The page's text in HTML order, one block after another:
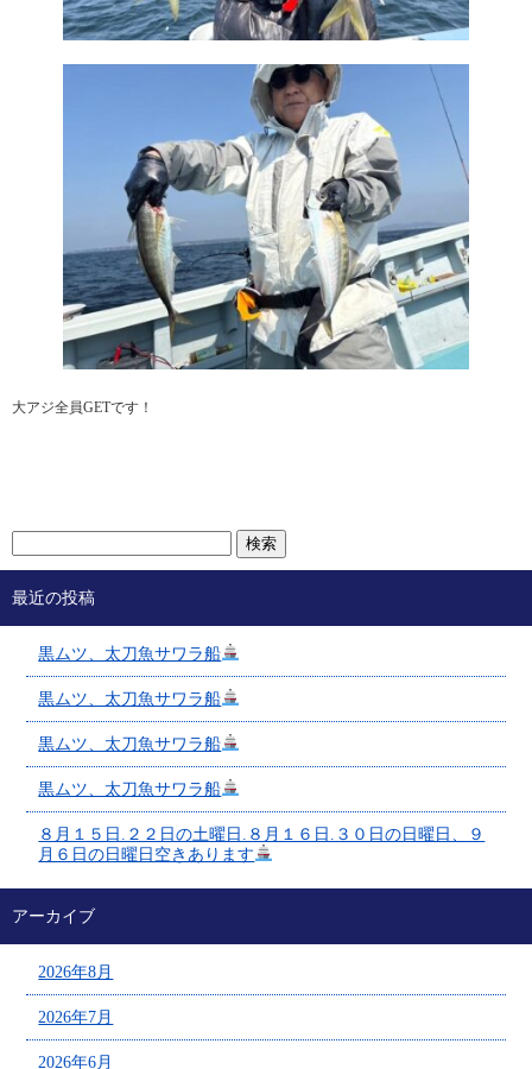
大アジ全員GETです！
最近の投稿
黒ムツ、太刀魚サワラ船
黒ムツ、太刀魚サワラ船
黒ムツ、太刀魚サワラ船
黒ムツ、太刀魚サワラ船
８月１５日.２２日の土曜日.８月１６日.３０日の日曜日、９
月６日の日曜日空きあります
アーカイブ
2026年8月
2026年7月
2026年6月